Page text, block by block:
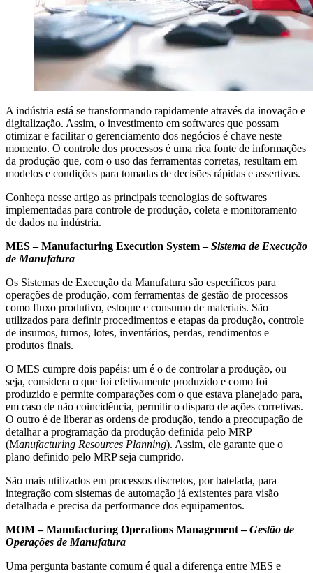
A indústria está se transformando rapidamente através da inovação e
digitalização. Assim, o investimento em softwares que possam
otimizar e facilitar o gerenciamento dos negócios é chave neste
momento. O controle dos processos é uma rica fonte de informações
da produção que, com o uso das ferramentas corretas, resultam em
modelos e condições para tomadas de decisões rápidas e assertivas.
Conheça nesse artigo as principais tecnologias de softwares
implementadas para controle de produção, coleta e monitoramento
de dados na indústria.
MES – Manufacturing Execution System –Sistema de Execução
de Manufatura
Os Sistemas de Execução da Manufatura são específicos para
operações de produção, com ferramentas de gestão de processos
como fluxo produtivo, estoque e consumo de materiais. São
utilizados para definir procedimentos e etapas da produção, controle
de insumos, turnos, lotes, inventários, perdas, rendimentos e
produtos finais.
O MES cumpre dois papéis: um é o de controlar a produção, ou
seja, considera o que foi efetivamente produzido e como foi
produzido e permite comparações com o que estava planejado para,
em caso de não coincidência, permitir o disparo de ações corretivas.
O outro é de liberar as ordens de produção, tendo a preocupação de
detalhar a programação da produção definida pelo MRP
(Manufacturing Resources Planning). Assim, ele garante que o
plano definido pelo MRP seja cumprido.
São mais utilizados em processos discretos, por batelada, para
integração com sistemas de automação já existentes para visão
detalhada e precisa da performance dos equipamentos.
MOM – Manufacturing Operations Management –Gestão de
Operações de Manufatura
Uma pergunta bastante comum é qual a diferença entre MES e